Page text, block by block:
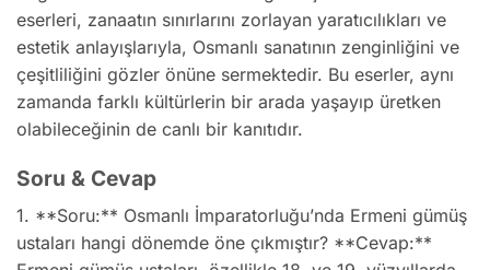
eserleri, zanaatın sınırlarını zorlayan yaratıcılıkları ve
estetik anlayışlarıyla, Osmanlı sanatının zenginliğini ve
çeşitliliğini gözler önüne sermektedir. Bu eserler, aynı
zamanda farklı kültürlerin bir arada yaşayıp üretken
olabileceğinin de canlı bir kanıtıdır.
Soru & Cevap
1. **Soru:** Osmanlı İmparatorluğu’nda Ermeni gümüş
ustaları hangi dönemde öne çıkmıştır? **Cevap:**